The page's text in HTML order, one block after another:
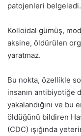
patojenleri belgeledi.
Kolloidal gümüş,
aksine, öldürülen
yaratmaz.
Bu nokta, özellikle
insanın antibiyotiğe
yakalandığını ve
öldüğünü bildiren
(CDC) ışığında